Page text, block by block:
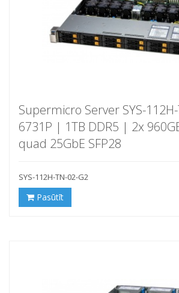
Supermicro Server SYS-
6731P | 1TB DDR5 | 2x
quad 25GbE SFP28
SYS-112H-TN-02-G2
Pasūtīt